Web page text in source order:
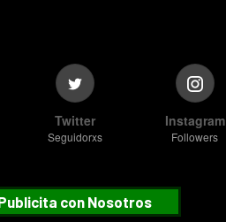
Twitter
Seguidorxs
Instagram
Followers
con Nosotros